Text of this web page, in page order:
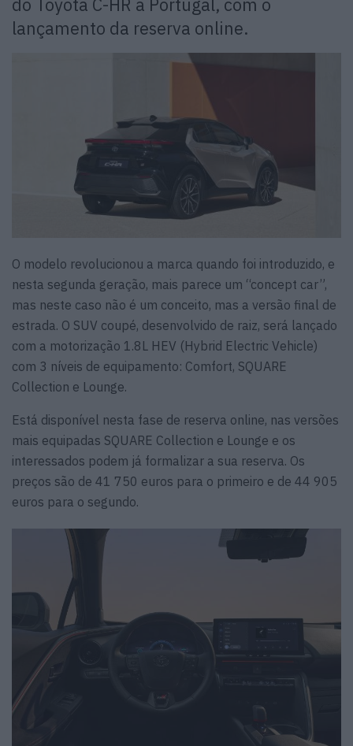
do Toyota C-HR a Portugal, com o
lançamento da reserva online.
O modelo revolucionou a marca quando foi introduzido, e
nesta segunda geração, mais parece um “concept car”,
mas neste caso não é um conceito, mas a versão final de
estrada. O SUV coupé, desenvolvido de raiz, será lançado
com a motorização 1.8L HEV (Hybrid Electric Vehicle)
com 3 níveis de equipamento: Comfort, SQUARE
Collection e Lounge.
Está disponível nesta fase de reserva online, nas versões
mais equipadas SQUARE Collection e Lounge e os
interessados podem já formalizar a sua reserva. Os
preços são de 41 750 euros para o primeiro e de 44 905
euros para o segundo.